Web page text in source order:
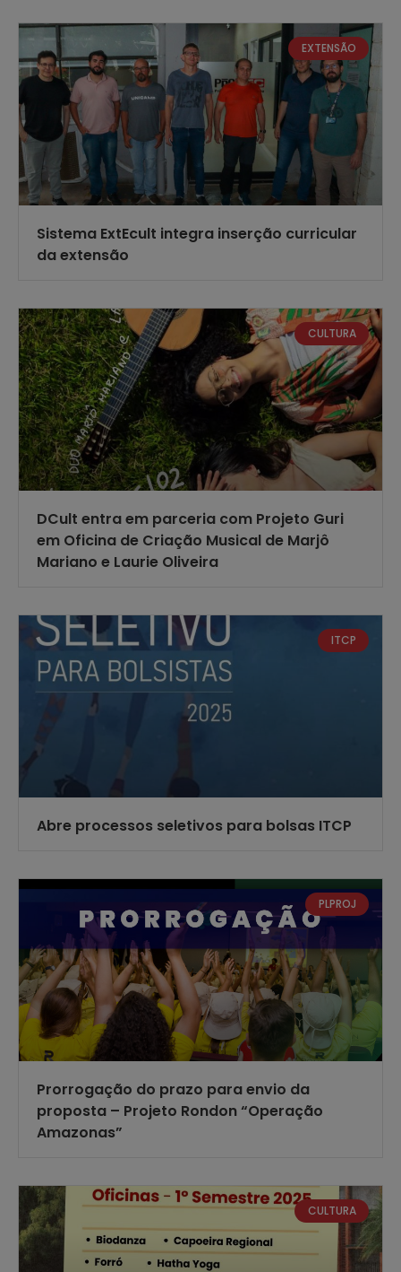
EXTENSÃO
Sistema ExtEcult integra inserção curricular
da extensão
CULTURA
DCult entra em parceria com Projeto Guri
em Oficina de Criação Musical de Marjô
Mariano e Laurie Oliveira
ITCP
Abre processos seletivos para bolsas ITCP
PLPROJ
Prorrogação do prazo para envio da
proposta – Projeto Rondon “Operação
Amazonas”
CULTURA